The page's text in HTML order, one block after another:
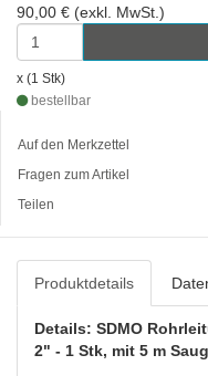
90,00 € (exkl. MwSt.)
x (1 Stk)
bestellbar
Auf den Merkzettel
Fragen zum Artikel
Teilen
Produktdetails
Details: SDMO
2" - 1 Stk, mit 5 m